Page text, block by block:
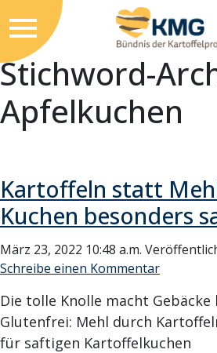
Stichword-
Apfelkuchen
Kartoffeln statt
Kuchen besonders
März 23, 2022 10:48 a.m.
Schreibe einen Kommentar
Die tolle Knolle macht
Glutenfrei: Mehl durch
für saftigen Kartoffelkuchen